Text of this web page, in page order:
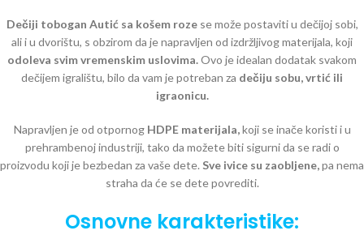
Dečiji tobogan Autić sa košem roze se može postaviti u dečijoj sobi,
ali i u dvorištu, s obzirom da je napravljen od izdržljivog materijala, koji
odoleva svim vremenskim uslovima.Ovo je idealan dodatak svakom
dečijem igralištu, bilo da vam je potreban za dečiju sobu, vrtić ili
igraonicu.
Napravljen je od otpornog HDPE materijala,koji se inače koristi i u
prehrambenoj industriji, tako da možete biti sigurni da se radi o
proizvodu koji je bezbedan za vaše dete. Sve ivice su zaobljene,pa nema
straha da će se dete povrediti.
Osnovne karakteristike: